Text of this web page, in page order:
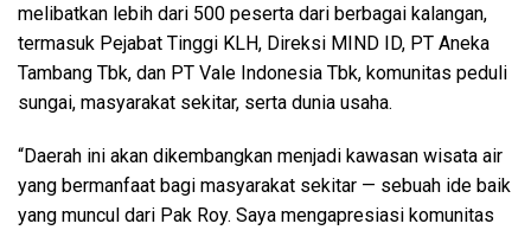
melibatkan lebih dari 500 peserta dari berbagai kalangan,
termasuk Pejabat Tinggi KLH, Direksi MIND ID, PT Aneka
Tambang Tbk, dan PT Vale Indonesia Tbk, komunitas peduli
sungai, masyarakat sekitar, serta dunia usaha.
“Daerah ini akan dikembangkan menjadi kawasan wisata air
yang bermanfaat bagi masyarakat sekitar — sebuah ide baik
yang muncul dari Pak Roy. Saya mengapresiasi komunitas